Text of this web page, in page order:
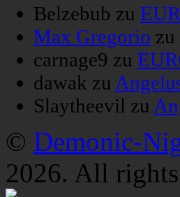
Belzebub zu
Max Gregorio zu
carnage9 zu
dawak zu
Slaytheevil zu
© Demonic-
2026. All rights